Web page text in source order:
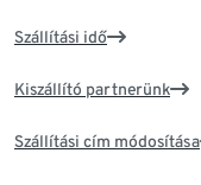
Szállítási idő
Kiszállító partnerünk
Szállítási cím módosítása